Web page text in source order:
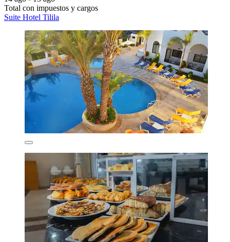
Total con impuestos y cargos
Suite Hotel Tilila